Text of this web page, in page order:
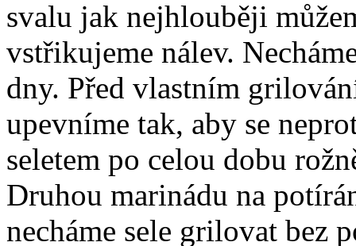
svalu jak nejhlouběji
vstřikujeme nálev.
dny. Před vlastním
upevníme tak, aby se
seletem po celou dobu
Druhou marinádu na
necháme sele grilovat bez